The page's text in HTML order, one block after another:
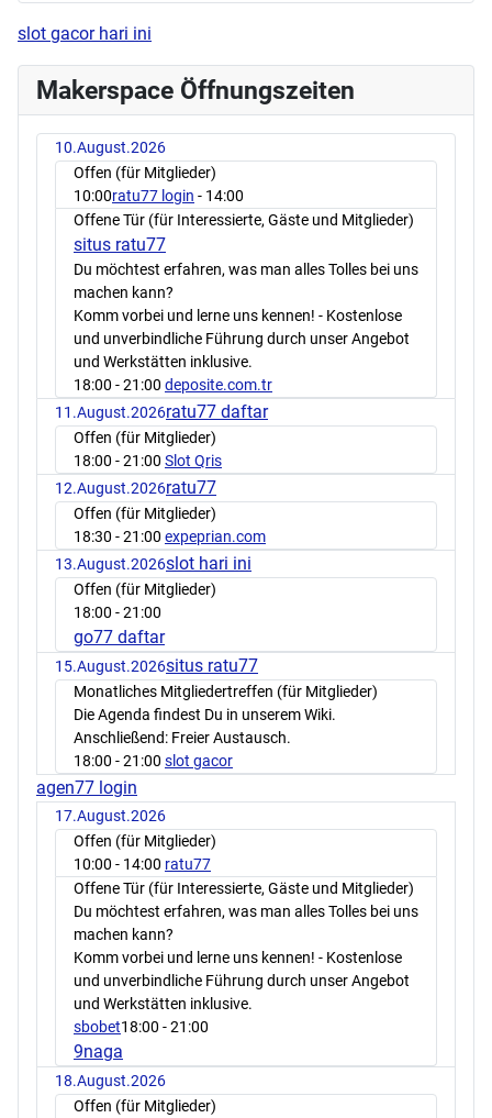
slot gacor hari ini
Makerspace Öffnungszeiten
10.August.2026
Offen (für Mitglieder)
10:00ratu77 login - 14:00
Offene Tür (für Interessierte, Gäste und Mitglieder)
situs ratu77
Du möchtest erfahren, was man alles Tolles bei uns
machen kann?
Komm vorbei und lerne uns kennen! - Kostenlose
und unverbindliche Führung durch unser Angebot
und Werkstätten inklusive.
18:00 - 21:00 deposite.com.tr
11.August.2026ratu77 daftar
Offen (für Mitglieder)
18:00 - 21:00 Slot Qris
12.August.2026ratu77
Offen (für Mitglieder)
18:30 - 21:00 expeprian.com
13.August.2026slot hari ini
Offen (für Mitglieder)
18:00 - 21:00
go77 daftar
15.August.2026situs ratu77
Monatliches Mitgliedertreffen (für Mitglieder)
Die Agenda findest Du in unserem Wiki.
Anschließend: Freier Austausch.
18:00 - 21:00 slot gacor
agen77 login
17.August.2026
Offen (für Mitglieder)
10:00 - 14:00 ratu77
Offene Tür (für Interessierte, Gäste und Mitglieder)
Du möchtest erfahren, was man alles Tolles bei uns
machen kann?
Komm vorbei und lerne uns kennen! - Kostenlose
und unverbindliche Führung durch unser Angebot
und Werkstätten inklusive.
sbobet18:00 - 21:00
9naga
18.August.2026
Offen (für Mitglieder)